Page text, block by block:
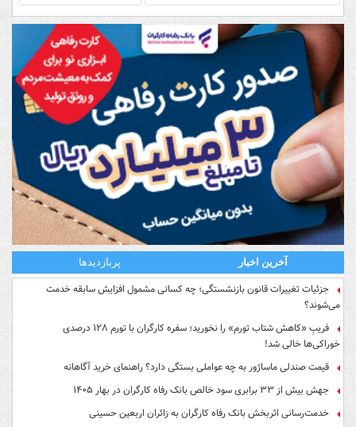
آخرین اخبار پربازدیدها
جزئیات تغییرات قانون بازنشستگی؛ چه کسانی مشمول افزایش سابقه خدمت
می‌شوند؟
فریبِ «کاهش شتاب تورم» را نخورید؛ سفره کارگران با تورم ۱۲۸ درصدی
خوراکی‌ها خالی شد!
قیمت صندلی ماساژور به چه عواملی بستگی دارد؟ راهنمای خرید آگاهانه
جهش بیش از ۳۳ برابری سود خالص بانک رفاه کارگران در بهار ۱۴۰۵
خدمت‌رسانی اثربخش بانک رفاه کارگران به زائران اربعین حسینی